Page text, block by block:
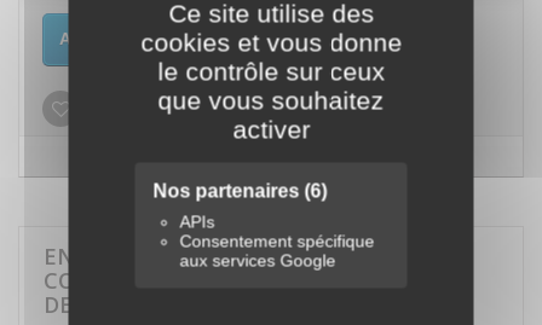
Ce site utilise des
cookies et vous donne
le contrôle sur ceux
que vous souhaitez
activer
Nos partenaires (6)
APIs
Consentement spécifique
aux services Google
Ajouter au panier
Ajouter à ma liste d'envies
EN SAVOIR PLUS SUR BOÎTE DE
CONSOMMABLES ACIER DÉBOSSELAGE
DENT BOX EASY